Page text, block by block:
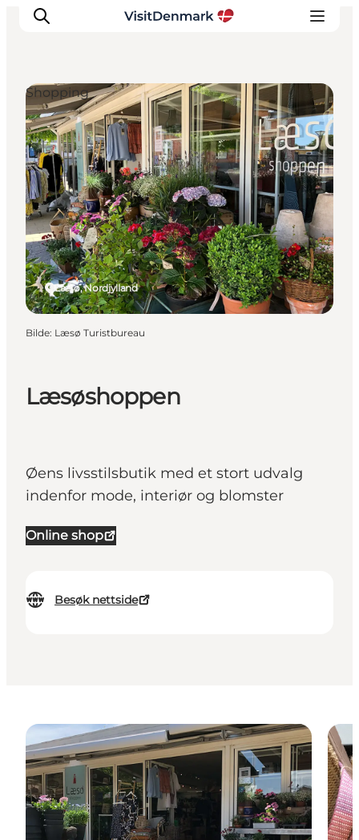
Inspirasjon
Reisemål
Aktiviteter
Overnatting
Planlegg reisen
Læsøshoppen
Øens livsstilsbutik med et stort udvalg
indenfor mode, interiør og blomster
Online shop
Besøk nettside
Læsø, Nordjylland
Shopping
Bilde: Læsø Turistbureau